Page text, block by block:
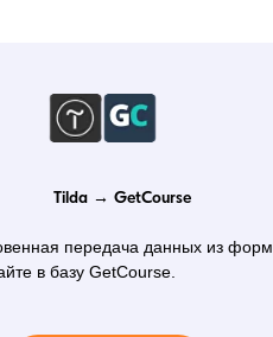
Tilda → GetCourse
передача данных из форм
в базу GetCourse.